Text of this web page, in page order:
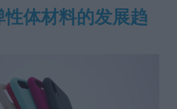
体材料的发展趋